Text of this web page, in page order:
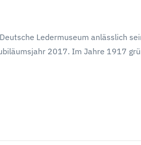
Ledermuseum anlässlich
2017. Im Jahre 1917